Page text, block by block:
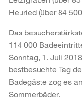
Heuried (über 84
Das
114 000
Sonntag, 1. Juli
bestbesuchte Tag
Badegäste zog es
Sommerbäder.